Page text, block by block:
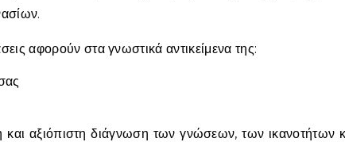
αφορούν στα γνωστικά αντικείμενα της:
και αξιόπιστη διάγνωση των γνώσεων, των ικανοτήτων